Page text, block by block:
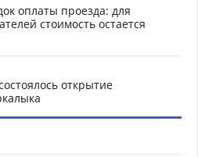
оплаты проезда: для
стоимость остается
открытие